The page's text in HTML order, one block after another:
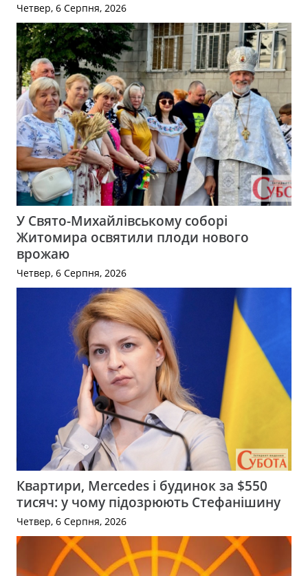
Четвер, 6 Серпня, 2026
У Свято-Михайлівському соборі
Житомира освятили плоди нового
врожаю
Четвер, 6 Серпня, 2026
Квартири, Mercedes і будинок за $550
тисяч: у чому підозрюють Стефанішину
Четвер, 6 Серпня, 2026